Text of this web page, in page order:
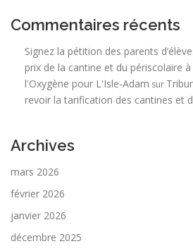
Commentaires récents
Signez la pétition des parents
prix de la cantine et du périscolaire à
l'Oxygène pour L'Isle-Adam sur
revoir la tarification des cantines et
Archives
mars 2026
février 2026
janvier 2026
décembre 2025